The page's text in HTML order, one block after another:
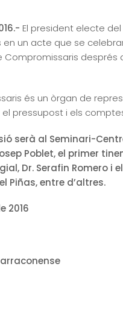
El president electe
un acte que se
Compromissaris
és un òrgan de
pressupost i els
serà al Seminari-
Poblet, el primer
Dr. Serafin Romero i
Piñas, entre d’altres.
2016